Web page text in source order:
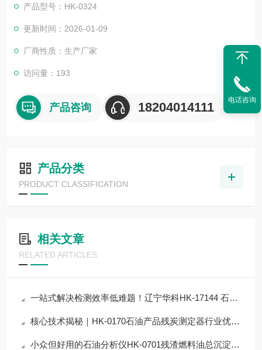
产品型号：HK-0324
更新时间：2026-01-09
厂商性质：生产厂家
访问量：193
产品咨询 18204014111
产品分类
PRODUCT CLASSIFICATION
相关文章
RELATED ARTICLES
一站式解决检测效率低难题！辽宁华科HK-17144 石油产品残炭测定器解决方案
核心技术揭秘｜HK-0170石油产品残炭测定器行业优质仪器，占据半壁江山？
小众但好用的石油分析仪HK-0701残渣燃料油总沉淀物测定器，解决检测难点
电话咨询